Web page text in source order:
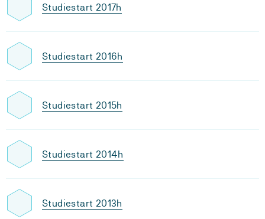
Studiestart 2017h
Studiestart 2016h
Studiestart 2015h
Studiestart 2014h
Studiestart 2013h